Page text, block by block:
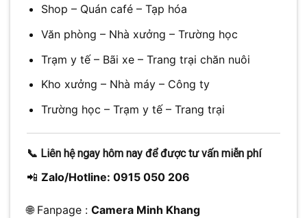
Shop – Quán café – Tạp hóa
Văn phòng – Nhà xưởng – Trường học
Trạm y tế – Bãi xe – Trang trại chăn nuôi
Kho xưởng – Nhà máy – Công ty
Trường học – Trạm y tế – Trang trại
📞 Liên hệ ngay hôm nay để được tư vấn miễn phí
📲 Zalo/Hotline: 0915 050 206
🌐 Fanpage : Camera Minh Khang